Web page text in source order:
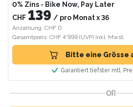
0% Zins - Bike Now, Pay Later
CHF 139 / pro Monatx36
Anzahlung: CHF 0
Gesamtpreis: CHF 4’999 (UVP) Inkl. Mwst.
Bitte eine Grösse
Garantiert tiefster mtl.
OR